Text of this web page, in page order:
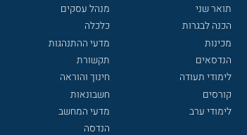
תואר שני
הכנה לבגרות
מכינות
הנדסאים
לימודי תעודה
קורסים
לימודי ערב
מנהל עסקים
כלכלה
מדעי ההתנהגות
תקשורת
חינוך והוראה
חשבונאות
מדעי המחשב
הנדסה